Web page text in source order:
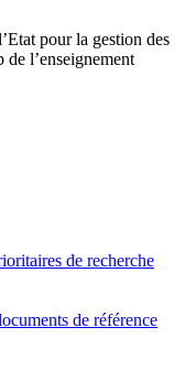
pour la gestion des
l’enseignement
de recherche
de référence